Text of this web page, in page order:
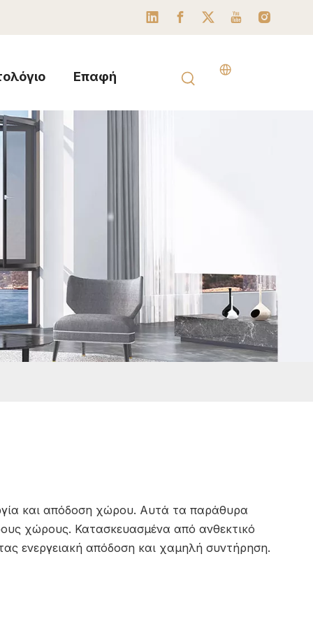
Επαφή
και απόδοση χώρου. Αυτά τα παράθυρα
χώρους. Κατασκευασμένα από ανθεκτικό
ενεργειακή απόδοση και χαμηλή συντήρηση.